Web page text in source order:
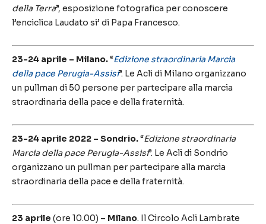
della Terra”, esposizione fotografica per conoscere
l’enciclica Laudato si’ di Papa Francesco.
23-24 aprile – Milano.“Edizione straordinaria Marcia
della pace Perugia-Assisi”. Le Acli di Milano organizzano
un pullman di 50 persone per partecipare alla marcia
straordinaria della pace e della fraternità.
23-24 aprile 2022 – Sondrio.“Edizione straordinaria
Marcia della pace Perugia-Assisi”. Le Acli di Sondrio
organizzano un pullman per partecipare alla marcia
straordinaria della pace e della fraternità.
23 aprile (ore 10.00) – Milano. Il Circolo Acli Lambrate